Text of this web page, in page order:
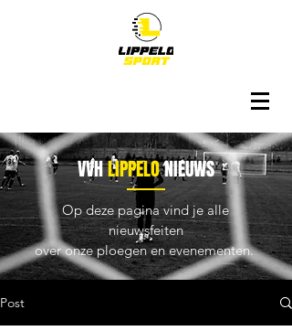
VVHLIPPELONIEUWS
Op deze pagina vind je alle
nieuwsfeiten
over onze ploegen en evenementen.
Post